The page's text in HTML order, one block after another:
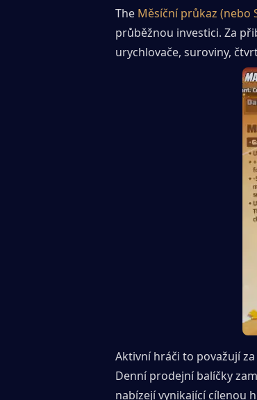
The Měsíční průkaz (nebo
průběžnou investici. Za
urychlovače, suroviny,
Aktivní hráči to považují
Denní prodejní balíčky
nabízejí vynikající cílenou